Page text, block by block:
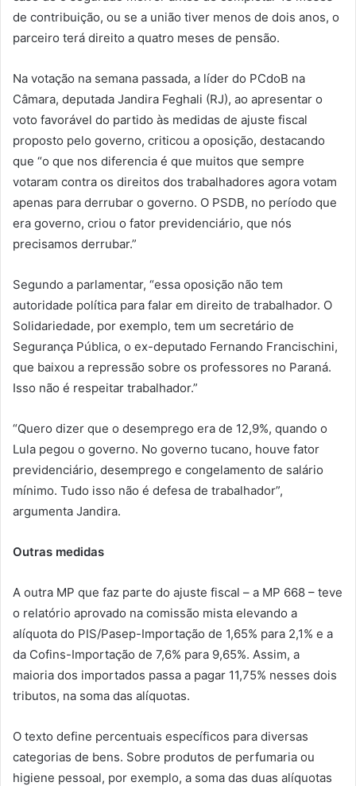
de contribuição, ou se a união tiver menos de dois anos, o
parceiro terá direito a quatro meses de pensão.
Na votação na semana passada, a líder do PCdoB na
Câmara, deputada Jandira Feghali (RJ), ao apresentar o
voto favorável do partido às medidas de ajuste fiscal
proposto pelo governo, criticou a oposição, destacando
que “o que nos diferencia é que muitos que sempre
votaram contra os direitos dos trabalhadores agora votam
apenas para derrubar o governo. O PSDB, no período que
era governo, criou o fator previdenciário, que nós
precisamos derrubar.”
Segundo a parlamentar, “essa oposição não tem
autoridade política para falar em direito de trabalhador. O
Solidariedade, por exemplo, tem um secretário de
Segurança Pública, o ex-deputado Fernando Francischini,
que baixou a repressão sobre os professores no Paraná.
Isso não é respeitar trabalhador.”
“Quero dizer que o desemprego era de 12,9%, quando o
Lula pegou o governo. No governo tucano, houve fator
previdenciário, desemprego e congelamento de salário
mínimo. Tudo isso não é defesa de trabalhador”,
argumenta Jandira.
Outras medidas
A outra MP que faz parte do ajuste fiscal – a MP 668 – teve
o relatório aprovado na comissão mista elevando a
alíquota do PIS/Pasep-Importação de 1,65% para 2,1% e a
da Cofins-Importação de 7,6% para 9,65%. Assim, a
maioria dos importados passa a pagar 11,75% nesses dois
tributos, na soma das alíquotas.
O texto define percentuais específicos para diversas
categorias de bens. Sobre produtos de perfumaria ou
higiene pessoal, por exemplo, a soma das duas alíquotas